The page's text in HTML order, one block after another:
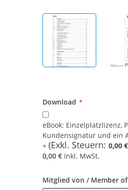
Download
eBook: Einzelplatzlizenz,
Kundensignatur und ein
0,00 €
0,00 € Inkl. MwSt.
Mitglied von / Member